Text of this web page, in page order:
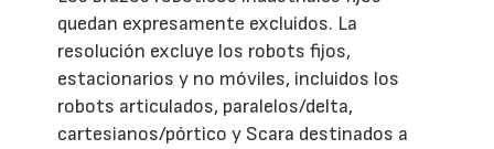
quedan expresamente excluidos. La
resolución excluye los robots fijos,
estacionarios y no móviles, incluidos los
robots articulados, paralelos/delta,
cartesianos/pórtico y Scara destinados a